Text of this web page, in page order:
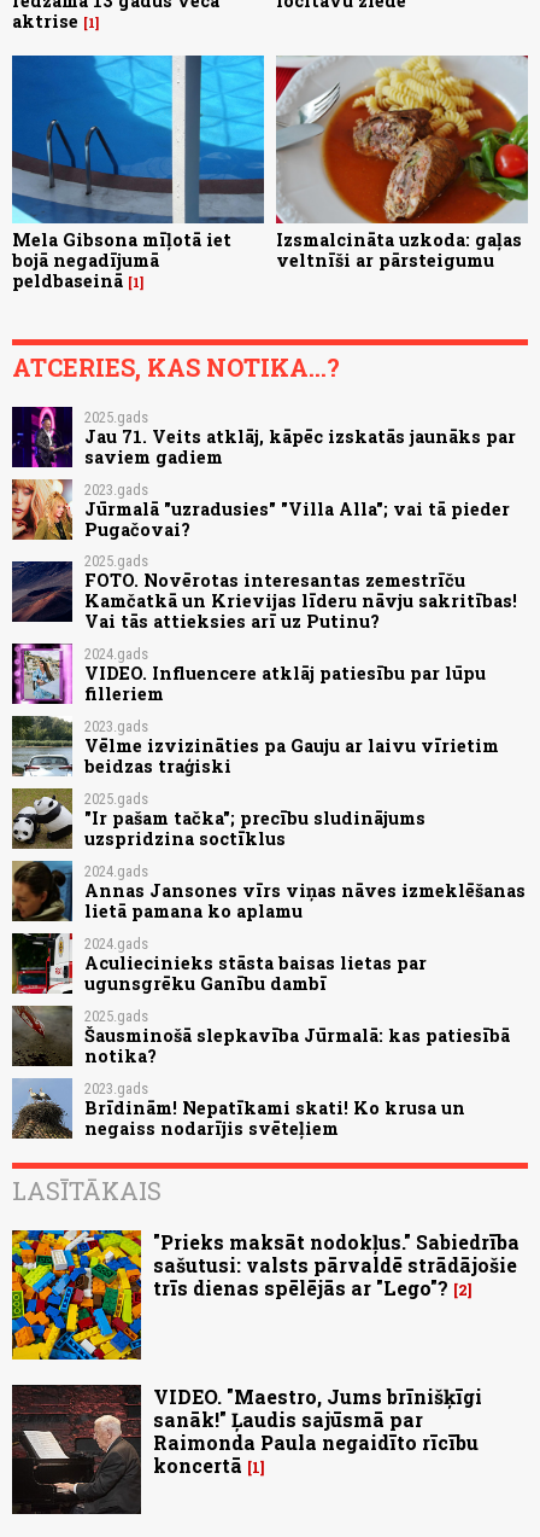
aktrise
1
Mela Gibsona mīļotā iet
bojā negadījumā
peldbaseinā 1
Izsmalcināta uzkoda: gaļas
veltnīši ar pārsteigumu
ATCERIES, KAS NOTIKA...?
2025.gads
Jau 71. Veits atklāj, kāpēc izskatās jaunāks par
saviem gadiem
2023.gads
Jūrmalā "uzradusies" "Villa Alla"; vai tā pieder
Pugačovai?
2025.gads
FOTO. Novērotas interesantas zemestrīču
Kamčatkā un Krievijas līderu nāvju sakritības!
Vai tās attieksies arī uz Putinu?
2024.gads
VIDEO. Influencere atklāj patiesību par lūpu
filleriem
2023.gads
Vēlme izvizināties pa Gauju ar laivu vīrietim
beidzas traģiski
2025.gads
"Ir pašam tačka"; precību sludinājums
uzspridzina soctīklus
2024.gads
Annas Jansones vīrs viņas nāves izmeklēšanas
lietā pamana ko aplamu
2024.gads
Aculiecinieks stāsta baisas lietas par
ugunsgrēku Ganību dambī
2025.gads
Šausminošā slepkavība Jūrmalā: kas patiesībā
notika?
2023.gads
Brīdinām! Nepatīkami skati! Ko krusa un
negaiss nodarījis svēteļiem
LASĪTĀKAIS
"Prieks maksāt nodokļus." Sabiedrība
sašutusi: valsts pārvaldē strādājošie
trīs dienas spēlējās ar "Lego"?
2
VIDEO. "Maestro, Jums brīnišķīgi
sanāk!" Ļaudis sajūsmā par
Raimonda Paula negaidīto rīcību
koncertā
1